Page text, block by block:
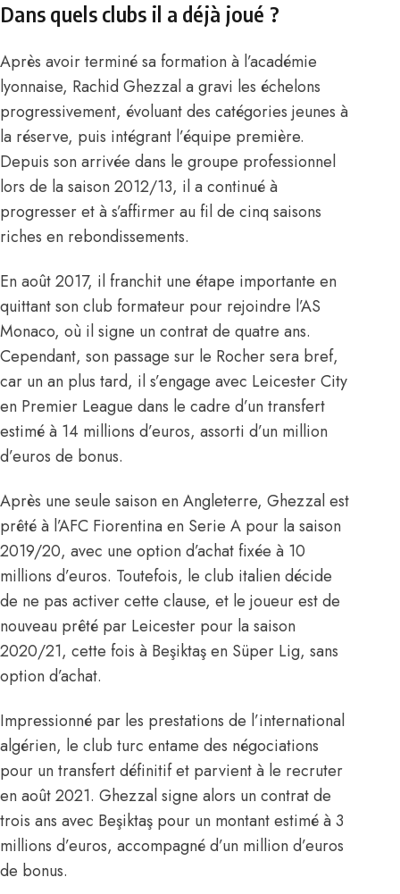
Dans quels clubs il a déjà joué ?
Après avoir terminé sa formation à l’académie
lyonnaise, Rachid Ghezzal a gravi les échelons
progressivement, évoluant des catégories jeunes à
la réserve, puis intégrant l’équipe première.
Depuis son arrivée dans le groupe professionnel
lors de la saison 2012/13, il a continué à
progresser et à s’affirmer au fil de cinq saisons
riches en rebondissements.
En août 2017, il franchit une étape importante en
quittant son club formateur pour rejoindre l’AS
Monaco, où il signe un contrat de quatre ans.
Cependant, son passage sur le Rocher sera bref,
car un an plus tard, il s’engage avec Leicester City
en Premier League dans le cadre d’un transfert
estimé à 14 millions d’euros, assorti d’un million
d’euros de bonus.
Après une seule saison en Angleterre, Ghezzal est
prêté à l’AFC Fiorentina en Serie A pour la saison
2019/20, avec une option d’achat fixée à 10
millions d’euros. Toutefois, le club italien décide
de ne pas activer cette clause, et le joueur est de
nouveau prêté par Leicester pour la saison
2020/21, cette fois à Beşiktaş en Süper Lig, sans
option d’achat.
Impressionné par les prestations de l’international
algérien, le club turc entame des négociations
pour un transfert définitif et parvient à le recruter
en août 2021. Ghezzal signe alors un contrat de
trois ans avec Beşiktaş pour un montant estimé à 3
millions d’euros, accompagné d’un million d’euros
de bonus.